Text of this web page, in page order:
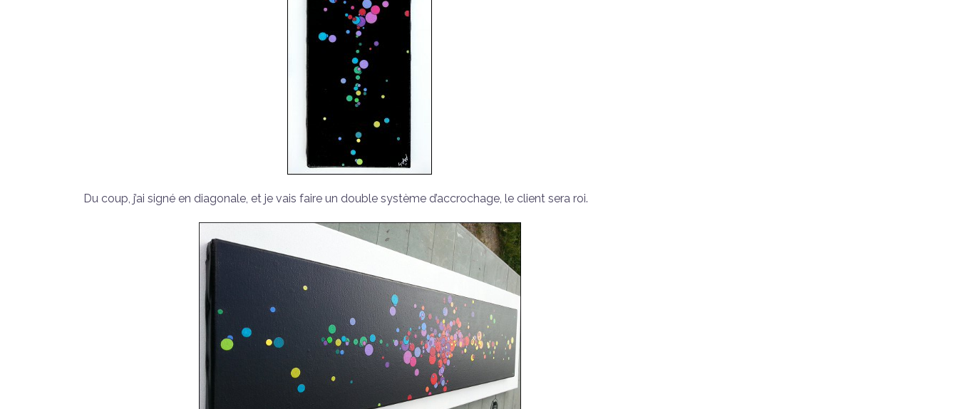
Du coup, j’ai signé en diagonale, et je vais faire un double système d’accrochage, le client sera roi.